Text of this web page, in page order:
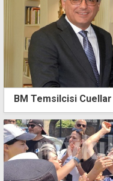
BM Temsilcisi Cuellar